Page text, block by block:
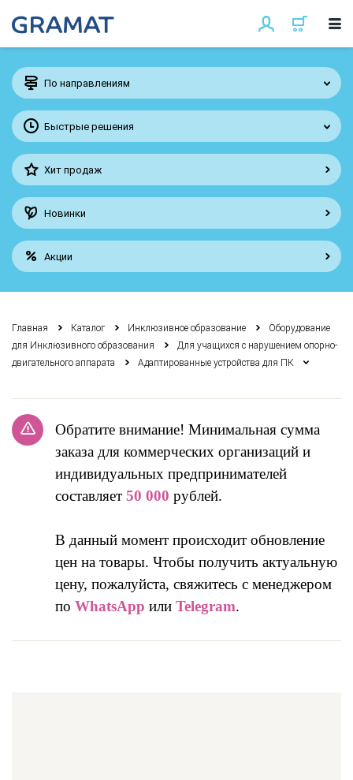
По направлениям
Быстрые решения
Хит продаж
Новинки
Акции
Главная Каталог Инклюзивное образование
Оборудование
для Инклюзивного образования
Для учащихся с нарушением опорно-
двигательного аппарата
Адаптированные устройства для ПК
Обратите внимание! Минимальная сумма
заказа для коммерческих организаций и
индивидуальных предпринимателей
составляет 50 000 рублей.
В данный момент происходит обновление
цен на товары. Чтобы получить актуальную
цену, пожалуйста, свяжитесь с менеджером
по WhatsApp или Telegram.